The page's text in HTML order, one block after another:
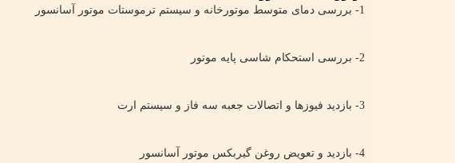
1- بررسی دمای متوسط موتورخانه و سیستم ترموستات موتور آسانسور
2- بررسی استحکام شاسی پایه موتور
3- بازدید فیوزها و اتصالات جعبه سه فاز و سیستم ارت
4- بازديد و تعویض روغن گيربكس موتور آسانسور